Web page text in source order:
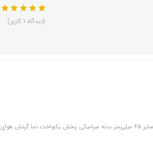
(دیدگاه 1 کاربر)
سایر مشخصات: طراحی چهارگوش تکنولوژی نانو و یونیک ضد الکتریسیته ساکن سایز ۴۵ میلی‌متر بدنه سرامیکی پخش یکنواخت دما گردش هوای